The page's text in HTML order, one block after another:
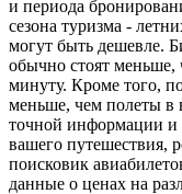
и периода
сезона туризма -
могут быть дешевле.
обычно стоят
минуту. Кроме того,
меньше, чем полеты в
точной информации и
вашего путешествия,
поисковик
данные о ценах на